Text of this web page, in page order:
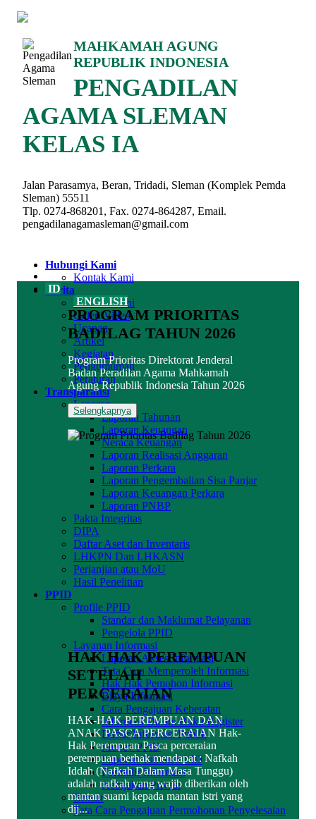
MAHKAMAH AGUNG
REPUBLIK INDONESIA
PENGADILAN
AGAMA SLEMAN
KELAS IA
Jalan Parasamya, Beran, Tridadi, Sleman (Komplek Pemda
Sleman) 55511
Tlp. 0274-868201, Fax. 0274-864287, Email.
pengadilanagamasleman@gmail.com
Hubungi Kami
Kontak Kami
Berita
Berita Terkini
Galeri Video
Ucapan
Artikel
Kegiatan
Pengumuman
Peraturan
Transparansi
Laporan
Laporan Tahunan
Laporan Keuangan
Neraca Keuangan
Laporan Realisasi Anggaran
Laporan Perkara
Laporan Pengembalian Sisa Panjar
Laporan Keuangan Perkara
Laporan PNBP
Pakta Integritas
DIPA
Daftar Aset dan Inventaris
LHKPN Dan LHKASN
Perjanjian atau MoU
Hasil Penelitian
PPID
Profile PPID
Standar dan Maklumat Pelayanan
Pengelola PPID
Layanan Informasi
Laporan Akses Informasi
Tata Cara Memperoleh Informasi
Hak Hak Pemohon Informasi
Biaya Informasi
Cara Pengajuan Keberatan
Informasi Dalam Buku Register
Daftar Informasi Publik
Monev PPID
Laporan Tahunan LID
Formulir Informasi
Kebijakan Privasi
Brosur
Tata Cara Pengajuan Permohonan Penyelesaian
ID
ENGLISH
PROGRAM PRIORITAS
BADILAG TAHUN 2026
Program Prioritas Direktorat Jenderal
Badan Peradilan Agama Mahkamah
Agung Republik Indonesia Tahun 2026
Selengkapnya
HAK HAK PEREMPUAN
SETELAH
PERCERAIAN
HAK-HAK PEREMPUAN DAN
ANAK PASCA PERCERAIAN Hak-
Hak Perempuan Pasca perceraian
perempuan berhak mendapat : Nafkah
Iddah (Nafkah Dalam Masa Tunggu)
adalah nafkah yang wajib diberikan oleh
mantan suami kepada mantan istri yang
dij...